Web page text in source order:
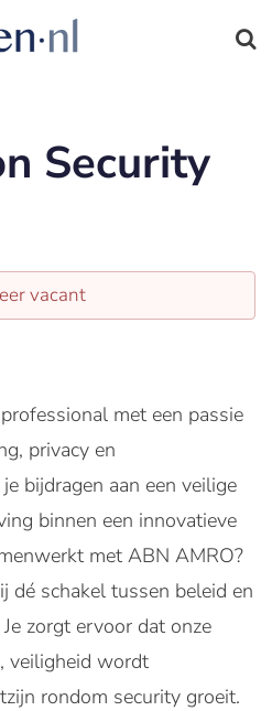
Security
vacant
met een passie
privacy en
bijdragen aan een veilige
binnen een innovatieve
met ABN AMRO?
dé schakel tussen beleid en
zorgt ervoor dat onze
veiligheid wordt
rondom security groeit.